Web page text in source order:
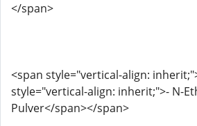
</span>
<span style="vertical-align:
style="vertical-align: inherit;">- N-
Pulver</span></span>